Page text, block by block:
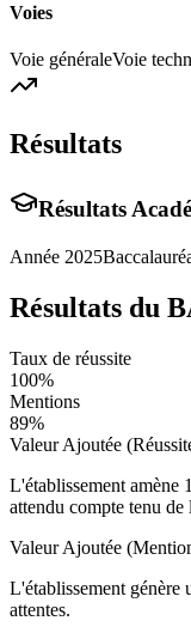
Voies
Voie généraleVoie
Résultats
Résultats
Année 2025
Résultats du
Taux de réussite
100%
Mentions
89%
Valeur Ajoutée
L'établissement amène 1
attendu compte tenu
Valeur Ajoutée
L'établissement génère
attentes.